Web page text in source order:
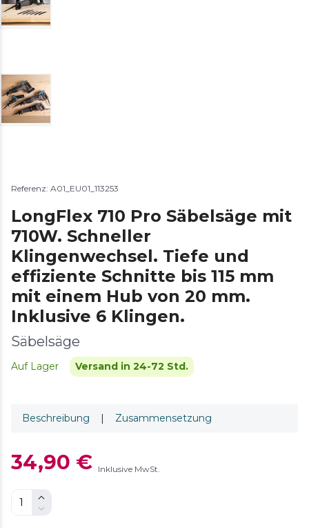
Referenz: A01_EU01_113253
LongFlex 710 Pro Säbelsäge mit
710W. Schneller
Klingenwechsel. Tiefe und
effiziente Schnitte bis 115 mm
mit einem Hub von 20 mm.
Inklusive 6 Klingen.
Säbelsäge
Auf Lager Versand in 24-72 Std.
Beschreibung | Zusammensetzung
34,90 € Inklusive MwSt.